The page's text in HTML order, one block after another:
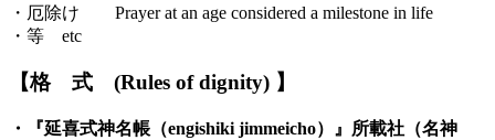
・厄除け Prayer at an age considered a milestone in life
・等 etc
【格 式 (Rules of dignity) 】
・ 『延喜式神名帳 （engishiki jimmeicho） 』 所載社 （名神